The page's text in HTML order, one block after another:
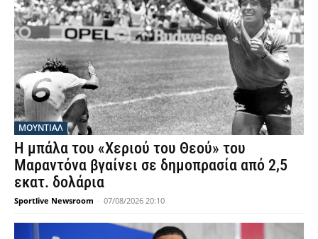
ΜΟΥΝΤΙΆΛ
Η μπάλα του «Χεριού του Θεού» του
Μαραντόνα βγαίνει σε δημοπρασία από 2,5
εκατ. δολάρια
Sportlive Newsroom - 07/08/2026 20:10